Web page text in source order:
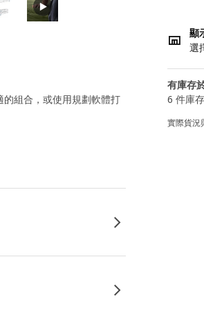
顯
選
有庫存
6 件庫存
實際貨況
組合，或使用規劃軟體打